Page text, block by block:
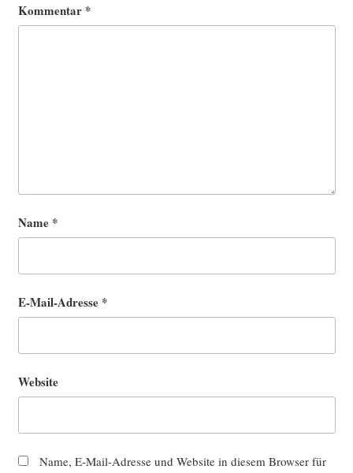
Kommentar *
Name *
E-Mail-Adresse *
Website
Name, E-Mail-Adresse und Website in diesem Browser für